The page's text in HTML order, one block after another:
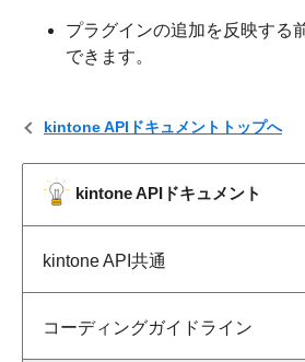
kintone APIドキュメントトップへ
kintone APIドキュメント
kintone API共通
コーディングガイドライン
プラグインの追加を反映する
できます。